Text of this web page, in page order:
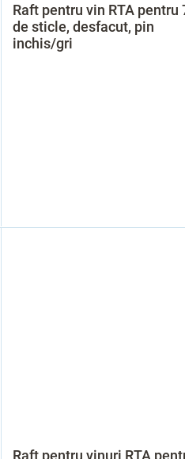
Raft pentru vin RTA pentru
de sticle, desfacut, pin
inchis/gri
Raft pentru vinuri RTA